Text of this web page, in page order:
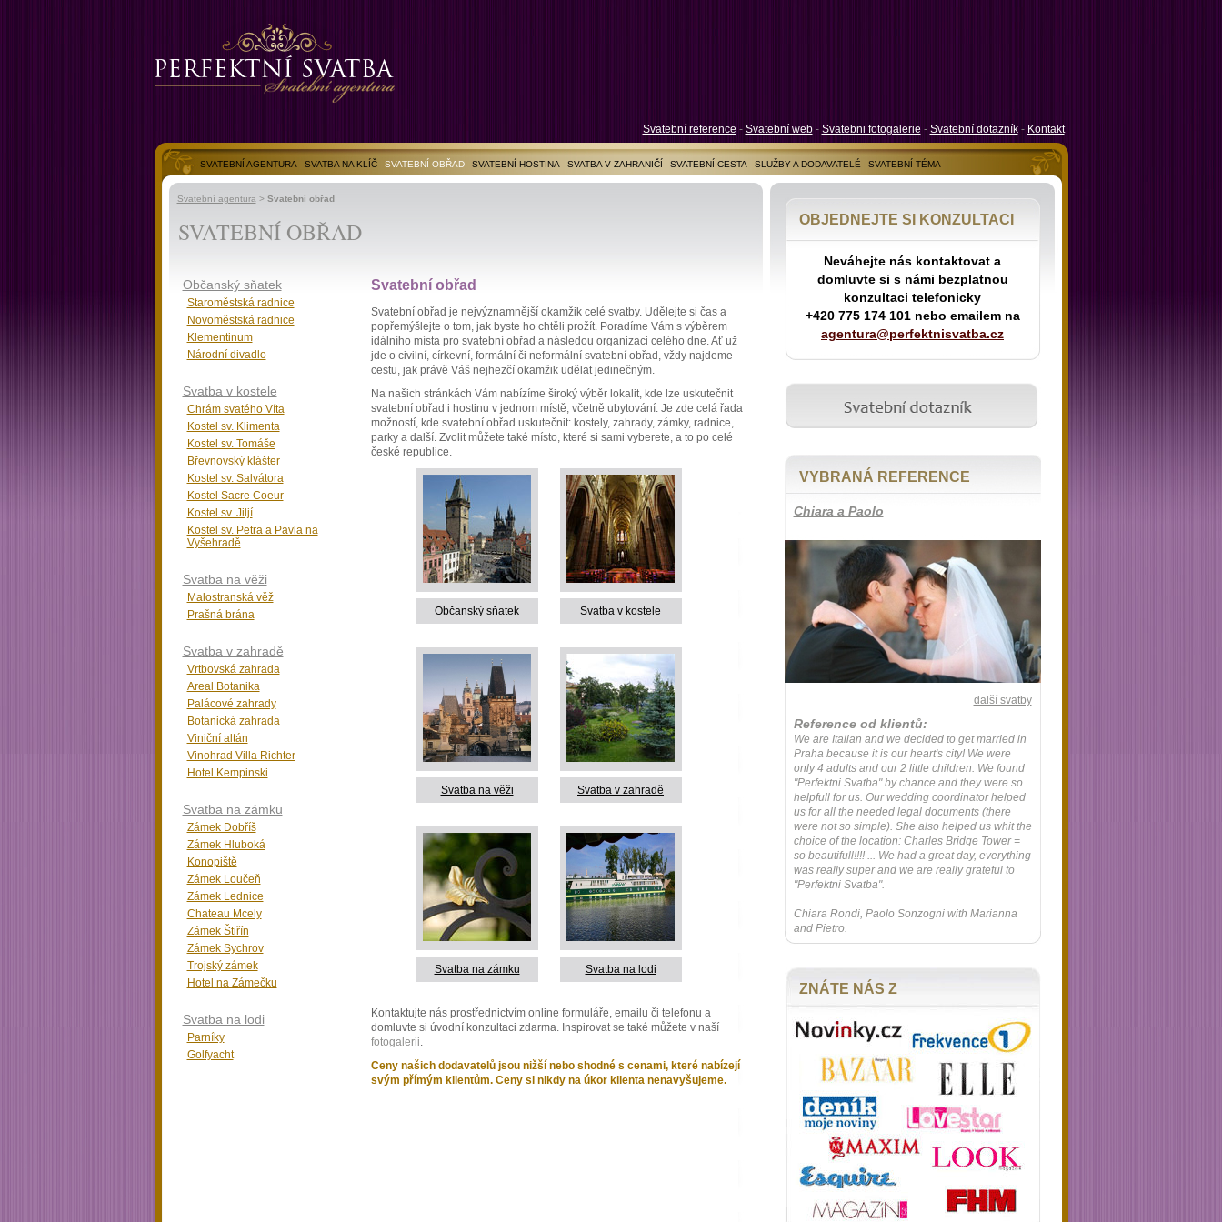
Svatební reference - Svatební web- Svatebni fotogalerie - Svatební dotazník- Kontakt
SVATEBNÍ AGENTURA SVATBA NA KLÍČ SVATEBNÍ OBŘAD SVATEBNÍ HOSTINA SVATBA V ZAHRANIČÍ SVATEBNÍ CESTA SLUŽBY A DODAVATELÉ
SVATEBNÍ TÉMA
SVATEBNÍ FOTOGALERIE
Svatební agentura > Svatební obřad
SVATEBNÍ OBŘAD
Svatební obřad
Svatební obřad je nejvýznamnější okamžik celé svatby. Udělejte si čas a
popřemýšlejte o tom, jak byste ho chtěli prožít. Poradíme Vám s výběrem
idálního místa pro svatební obřad a následou organizaci celého dne. Ať už
jde o civilní, církevní, formální či neformální svatební obřad, vždy najdeme
cestu, jak právě Váš nejhezčí okamžik udělat jedinečným.
Na našich stránkách Vám nabízíme široký výběr lokalit, kde lze uskutečnit
svatební obřad i hostinu v jednom místě, včetně ubytování. Je zde celá řada
možností, kde svatební obřad uskutečnit: kostely, zahrady, zámky, radnice,
parky a další. Zvolit můžete také místo, které si sami vyberete, a to po celé
české republice.
Občanský sňatek Svatba v kostele
Svatba na věži Svatba v zahradě
Svatba na zámku Svatba na lodi
Kontaktujte nás prostřednictvím online formuláře, emailu či telefonu a
domluvte si úvodní konzultaci zdarma. Inspirovat se také můžete v naší
fotogalerii.
Ceny našich dodavatelů jsou nižší nebo shodné s cenami, které nabízejí
svým přímým klientům. Ceny si nikdy na úkor klienta nenavyšujeme.
Občanský sňatek
Staroměstská radnice
Novoměstská radnice
Klementinum
Národní divadlo
Svatba v kostele
Chrám svatého Víta
Kostel sv. Klimenta
Kostel sv. Tomáše
Břevnovský klášter
Kostel sv. Salvátora
Kostel Sacre Coeur
Kostel sv. Jiljí
Kostel sv. Petra a Pavla na
Vyšehradě
Svatba na věži
Malostranská věž
Prašná brána
Svatba v zahradě
Vrtbovská zahrada
Areal Botanika
Palácové zahrady
Botanická zahrada
Viniční altán
Vinohrad Villa Richter
Hotel Kempinski
Svatba na zámku
Zámek Dobříš
Zámek Hluboká
Konopiště
Zámek Loučeň
Zámek Lednice
Chateau Mcely
Zámek Štiřín
Zámek Sychrov
Trojský zámek
Hotel na Zámečku
Svatba na lodi
Parníky
Golfyacht
OBJEDNEJTE SI KONZULTACI
Neváhejte nás kontaktovat a
domluvte si s námi bezplatnou
konzultaci telefonicky
+420 775 174 101 nebo emailem na
agentura@perfektnisvatba.cz
VYBRANÁ REFERENCE
Chiara a Paolo
další svatby
Reference od klientů:
We are Italian and we decided to get married in
Praha because it is our heart's city! We were
only 4 adults and our 2 little children. We found
"Perfektni Svatba" by chance and they were so
helpfull for us. Our wedding coordinator helped
us for all the needed legal documents (there
were not so simple). She also helped us whit the
choice of the location: Charles Bridge Tower =
so beautifull!!!! ... We had a great day, everything
was really super and we are really grateful to
"Perfektni Svatba".
Chiara Rondi, Paolo Sonzogni with Marianna
and Pietro.
ZNÁTE NÁS Z